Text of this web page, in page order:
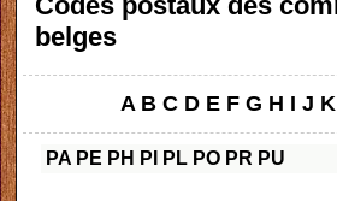
belges
A B C D E F G H I J K
PA PE PH PI PL PO PR PU